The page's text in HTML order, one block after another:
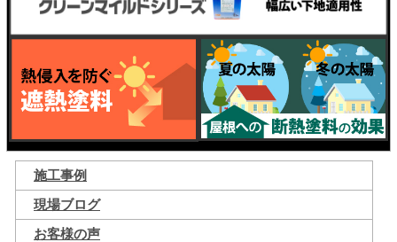
施工事例
現場ブログ
お客様の声